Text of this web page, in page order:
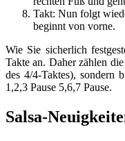
Takt: Nun folgt
beginnt von vorne.
Wie Sie sicherlich
Takte an. Daher zählen
des 4/4-Taktes), sondern
1,2,3 Pause 5,6,7 Pause.
Salsa-